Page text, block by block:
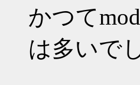
かつて
は多いで